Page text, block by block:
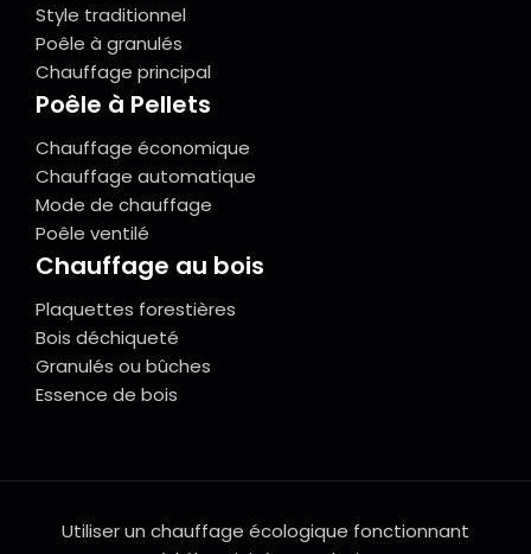
Style traditionnel
Poêle à granulés
Chauffage principal
Poêle à Pellets
Chauffage économique
Chauffage automatique
Mode de chauffage
Poêle ventilé
Chauffage au bois
Plaquettes forestières
Bois déchiqueté
Granulés ou bûches
Essence de bois
Utiliser un chauffage écologique fonctionnant